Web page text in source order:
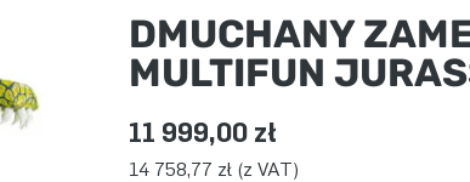
DMUCHANY
MULTIFUN
11 999,00 zł
14 758,77 zł (z VAT)